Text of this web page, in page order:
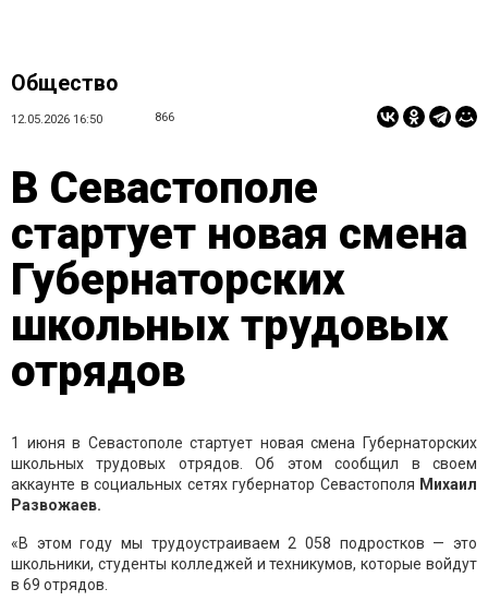
Общество
12.05.2026 16:50 866
В Севастополе
стартует новая смена
Губернаторских
школьных трудовых
отрядов
1 июня в Севастополе стартует новая смена Губернаторских
школьных трудовых отрядов. Об этом сообщил в своем
аккаунте в социальных сетях губернатор Севастополя Михаил
Развожаев.
«В этом году мы трудоустраиваем 2 058 подростков — это
школьники, студенты колледжей и техникумов, которые войдут
в 69 отрядов.